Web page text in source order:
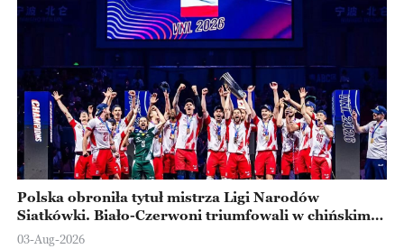
Polska obroniła tytuł mistrza Ligi Narodów
Siatkówki. Biało-Czerwoni triumfowali w chińskim
Ningbo
03-Aug-2026